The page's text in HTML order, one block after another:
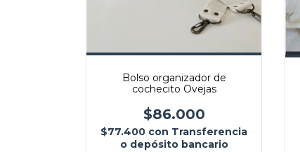
Bolso organizador de
cochecito Ovejas
$86.000
$77.400 con Transferencia
o depósito bancario